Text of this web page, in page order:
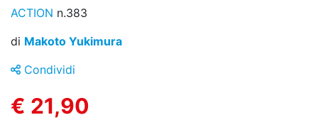
ACTION n.383
di Makoto Yukimura
Condividi
€ 21,90